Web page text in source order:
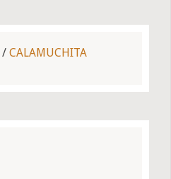
/ CALAMUCHITA